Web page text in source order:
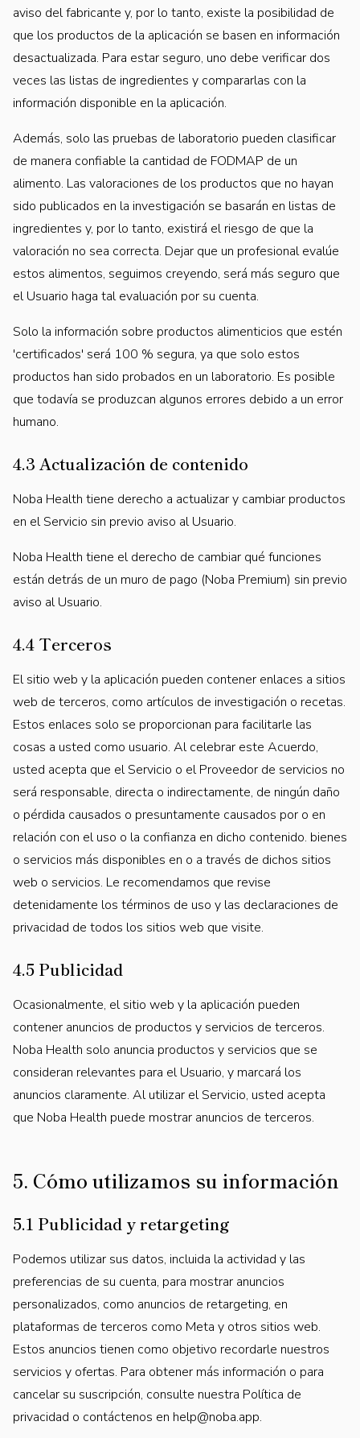
aviso del fabricante y, por lo tanto, existe la posibilidad de
que los productos de la aplicación se basen en información
desactualizada. Para estar seguro, uno debe verificar dos
veces las listas de ingredientes y compararlas con la
información disponible en la aplicación.
Además, solo las pruebas de laboratorio pueden clasificar
de manera confiable la cantidad de FODMAP de un
alimento. Las valoraciones de los productos que no hayan
sido publicados en la investigación se basarán en listas de
ingredientes y, por lo tanto, existirá el riesgo de que la
valoración no sea correcta. Dejar que un profesional evalúe
estos alimentos, seguimos creyendo, será más seguro que
el Usuario haga tal evaluación por su cuenta.
Solo la información sobre productos alimenticios que estén
'certificados' será 100 % segura, ya que solo estos
productos han sido probados en un laboratorio. Es posible
que todavía se produzcan algunos errores debido a un error
humano.
4.3 Actualización de contenido
Noba Health tiene derecho a actualizar y cambiar productos
en el Servicio sin previo aviso al Usuario.
Noba Health tiene el derecho de cambiar qué funciones
están detrás de un muro de pago (Noba Premium) sin previo
aviso al Usuario.
4.4 Terceros
El sitio web y la aplicación pueden contener enlaces a sitios
web de terceros, como artículos de investigación o recetas.
Estos enlaces solo se proporcionan para facilitarle las
cosas a usted como usuario. Al celebrar este Acuerdo,
usted acepta que el Servicio o el Proveedor de servicios no
será responsable, directa o indirectamente, de ningún daño
o pérdida causados o presuntamente causados por o en
relación con el uso o la confianza en dicho contenido. bienes
o servicios más disponibles en o a través de dichos sitios
web o servicios. Le recomendamos que revise
detenidamente los términos de uso y las declaraciones de
privacidad de todos los sitios web que visite.
4.5 Publicidad
Ocasionalmente, el sitio web y la aplicación pueden
contener anuncios de productos y servicios de terceros.
Noba Health solo anuncia productos y servicios que se
consideran relevantes para el Usuario, y marcará los
anuncios claramente. Al utilizar el Servicio, usted acepta
que Noba Health puede mostrar anuncios de terceros.
5. Cómo utilizamos su información
5.1 Publicidad y retargeting
Podemos utilizar sus datos, incluida la actividad y las
preferencias de su cuenta, para mostrar anuncios
personalizados, como anuncios de retargeting, en
plataformas de terceros como Meta y otros sitios web.
Estos anuncios tienen como objetivo recordarle nuestros
servicios y ofertas. Para obtener más información o para
cancelar su suscripción, consulte nuestra Política de
privacidad o contáctenos en help@noba.app.